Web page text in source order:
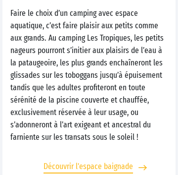
Faire le choix d’un camping avec espace
aquatique, c’est faire plaisir aux petits comme
aux grands. Au camping Les Tropiques, les petits
nageurs pourront s’initier aux plaisirs de l’eau à
la pataugeoire, les plus grands enchaîneront les
glissades sur les toboggans jusqu’à épuisement
tandis que les adultes profiteront en toute
sérénité de la piscine couverte et chauffée,
exclusivement réservée à leur usage, ou
s’adonneront à l’art exigeant et ancestral du
farniente sur les transats sous le soleil !
Découvrir l'espace baignade